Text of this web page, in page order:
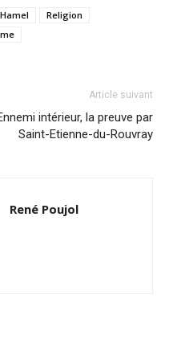
Religion
Article suivant
intérieur, la preuve par
Saint-Etienne-du-Rouvray
René Poujol